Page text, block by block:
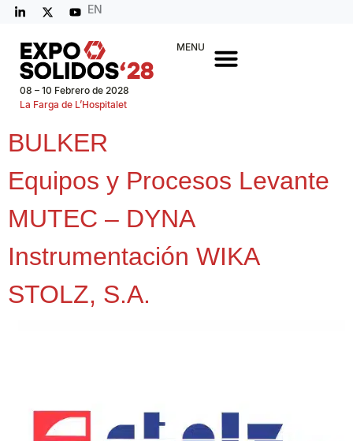
EN
08 – 10 Febrero de 2028
La Farga de L’Hospitalet
MENU
BULKER
Equipos y Procesos Levante
MUTEC – DYNA
Instrumentación WIKA
STOLZ, S.A.